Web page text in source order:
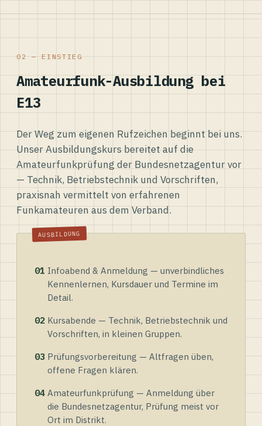
02 — EINSTIEG
Amateurfunk-Ausbildung bei
E13
Der Weg zum eigenen Rufzeichen beginnt bei uns.
Unser Ausbildungskurs bereitet auf die
Amateurfunkprüfung der Bundesnetzagentur vor
— Technik, Betriebstechnik und Vorschriften,
praxisnah vermittelt von erfahrenen
Funkamateuren aus dem Verband.
01 Infoabend & Anmeldung — unverbindliches
Kennenlernen, Kursdauer und Termine im
Detail.
02 Kursabende — Technik, Betriebstechnik und
Vorschriften, in kleinen Gruppen.
03 Prüfungsvorbereitung — Altfragen üben,
offene Fragen klären.
04 Amateurfunkprüfung — Anmeldung über
die Bundesnetzagentur, Prüfung meist vor
Ort im Distrikt.